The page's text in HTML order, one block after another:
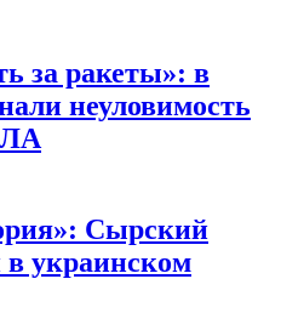
за ракеты»: в
неуловимость
Сырский
украинском